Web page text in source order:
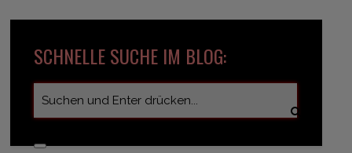
SCHNELLE SUCHE IM BLOG: